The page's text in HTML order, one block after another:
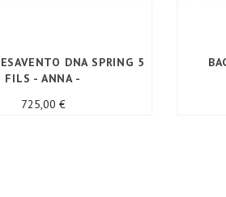
DNA SPRING 5
FILS - ANNA -
725,00 €Prix